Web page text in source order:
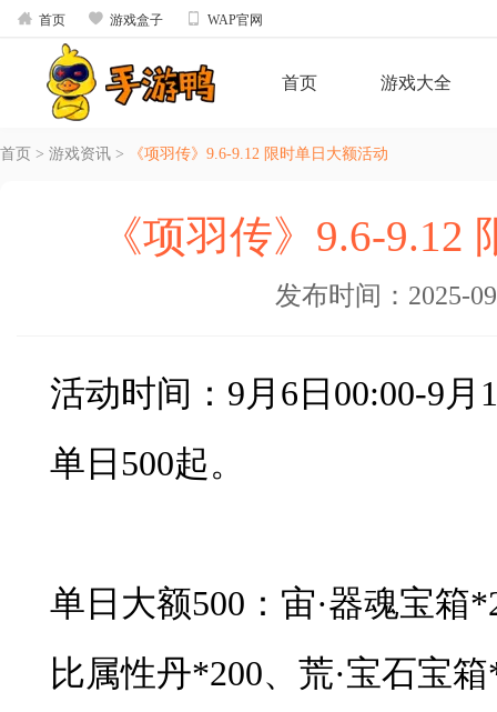
 首页  游戏盒子  WAP官网
首页 游戏大全
首页 > 游戏资讯 > 《项羽传》9.6-9.12 限时单日大额活动
《项羽传》9.6-
发布时间：2025-
活动时间：9月6日00:00-9月
单日500起。
单日大额500：宙·器魂宝箱
比属性丹*200、荒·宝石宝